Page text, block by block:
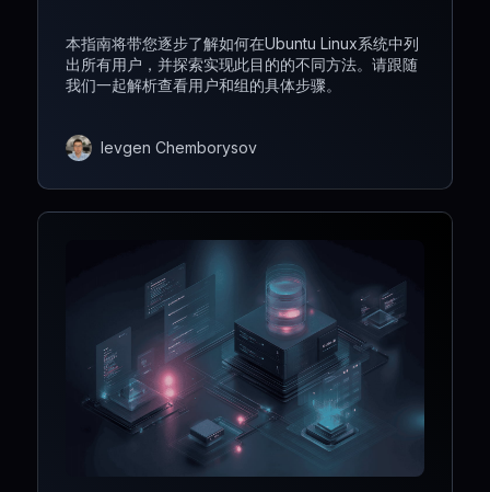
本指南将带您逐步了解如何在Ubuntu Linux系统中列
出所有用户，并探索实现此目的的不同方法。请跟随
我们一起解析查看用户和组的具体步骤。
Ievgen Chemborysov